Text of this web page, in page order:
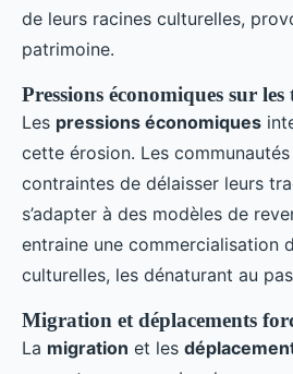
de leurs racines culturelles,
patrimoine.
Pressions économiques sur
Les pressions économiques
cette érosion. Les
contraintes de délaisser leurs
s’adapter à des modèles de
entraine une commercialisation
culturelles, les dénaturant au
Migration et déplacements
La migration et les